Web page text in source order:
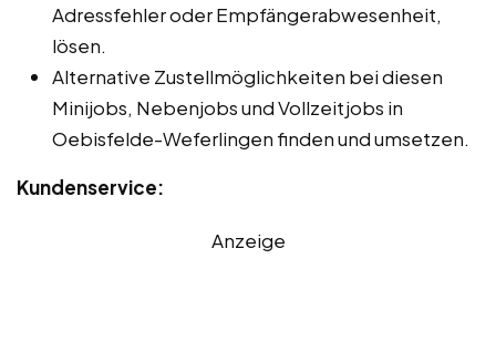
Adressfehler oder Empfängerabwesenheit,
lösen.
Alternative Zustellmöglichkeiten bei diesen
Minijobs, Nebenjobs und Vollzeitjobs in
Oebisfelde-Weferlingen finden und umsetzen.
Kundenservice:
Anzeige